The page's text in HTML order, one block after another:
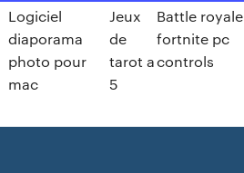
Logiciel
diaporama
photo pour
mac
Jeux
de
tarot a
5
Battle royale
fortnite pc
controls